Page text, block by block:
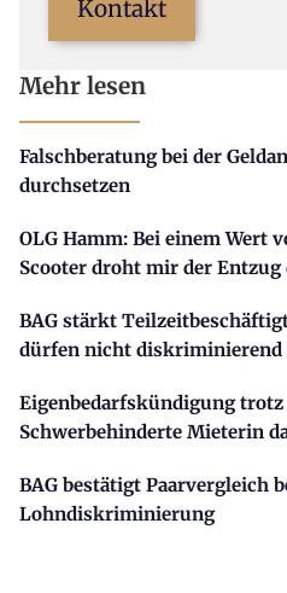
Kontakt
Mehr lesen
Falschberatung bei der
durchsetzen
OLG Hamm: Bei einem Wert
Scooter droht mir der Entzug
BAG stärkt
dürfen nicht
Eigenbedarfskündigung
Schwerbehinderte Mieterin
BAG bestätigt Paarvergleich
Lohndiskriminierung